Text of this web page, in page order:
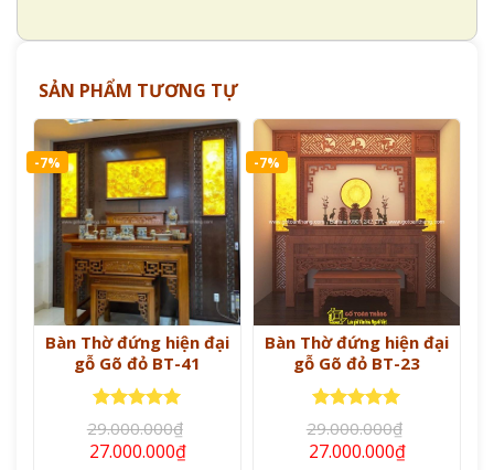
SẢN PHẨM TƯƠNG TỰ
-7%
Bàn Thờ đứng hiện đại
gỗ Gõ đỏ BT-41
Được xếp
hạng55
sao
29.000.000₫
Giá
gốc
27.000.000₫Giá
hiện
-7%
Bàn Thờ đứng hiện đại
gỗ Gõ đỏ BT-23
Được xếp
hạng55
sao
29.000.000₫
Giá
gốc
27.000.000₫Giá
hiện